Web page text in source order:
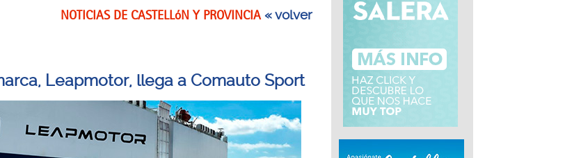
NOTICIAS DE CASTELLóN Y PROVINCIA« volver
Leapmotor, llega a Comauto Sport